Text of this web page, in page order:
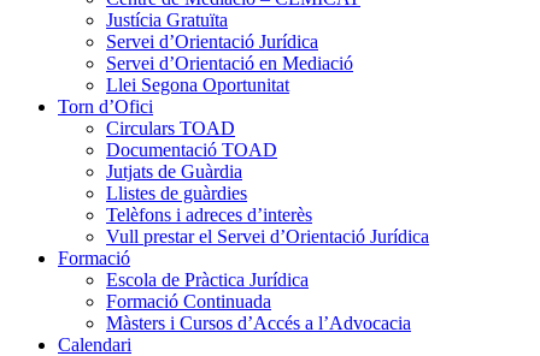
Justícia Gratuïta
Servei d’Orientació Jurídica
Servei d’Orientació en Mediació
Llei Segona Oportunitat
Torn d’Ofici
Circulars TOAD
Documentació TOAD
Jutjats de Guàrdia
Llistes de guàrdies
Telèfons i adreces d’interès
Vull prestar el Servei d’Orientació Jurídica
Formació
Escola de Pràctica Jurídica
Formació Continuada
Màsters i Cursos d’Accés a l’Advocacia
Calendari